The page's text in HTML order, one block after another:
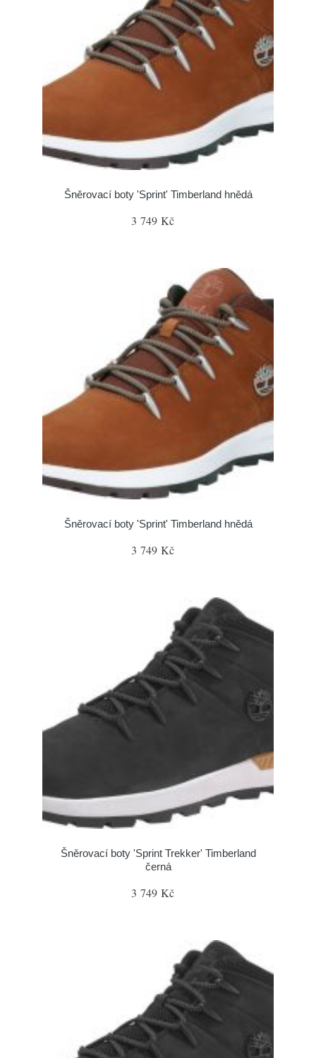
Šněrovací boty 'Sprint' Timberland hnědá
3 749 Kč
Šněrovací boty 'Sprint' Timberland hnědá
3 749 Kč
Šněrovací boty 'Sprint Trekker' Timberland
černá
3 749 Kč